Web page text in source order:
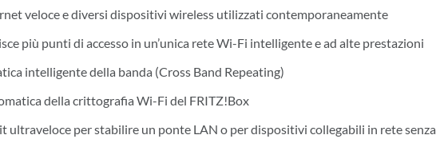
veloce e diversi dispositivi wireless utilizzati contemporaneamente
più punti di accesso in un’unica rete Wi-Fi intelligente e ad alte prestazioni
intelligente della banda (Cross Band Repeating)
della crittografia Wi-Fi del FRITZ!Box
ultraveloce per stabilire un ponte LAN o per dispositivi collegabili in rete senza